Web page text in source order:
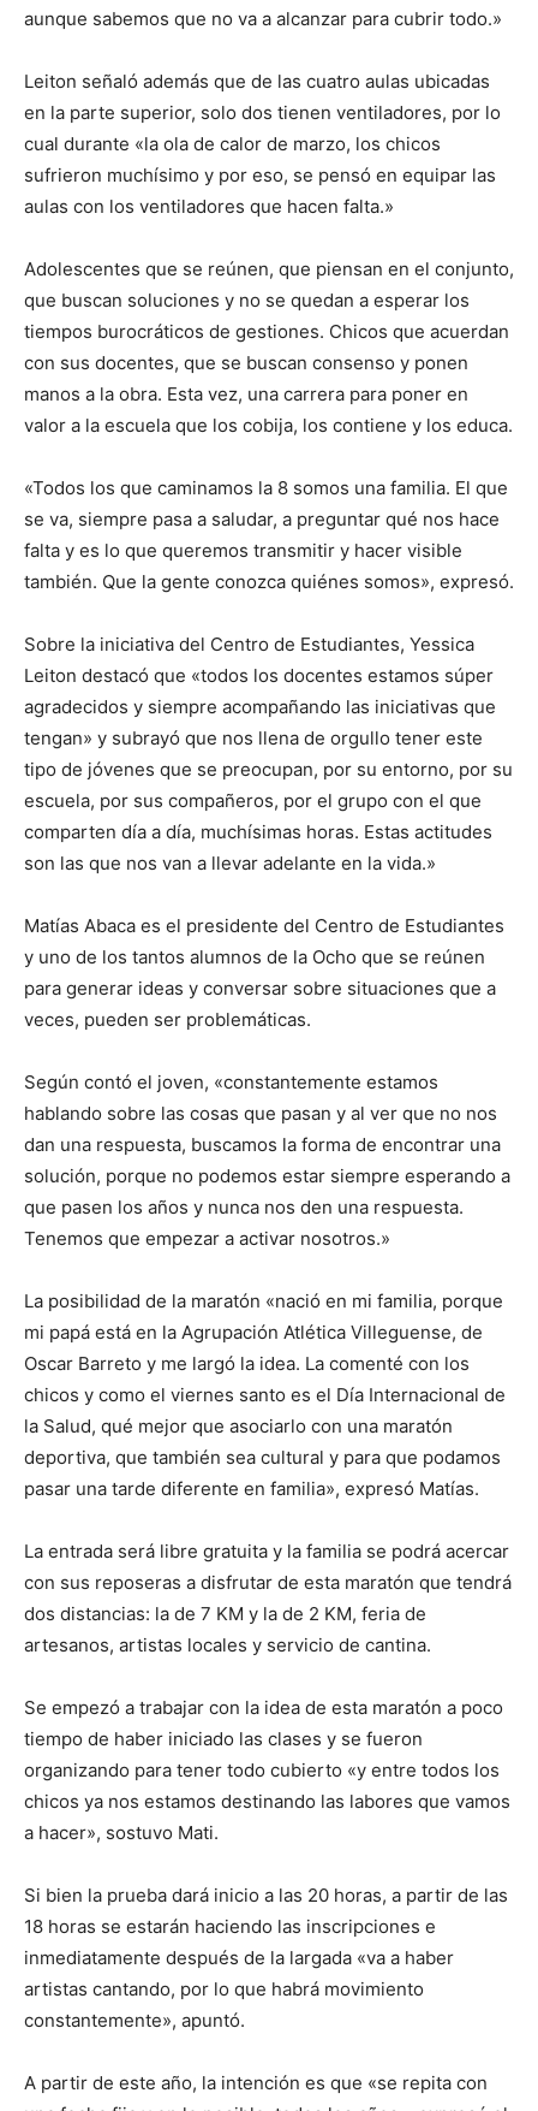
aunque sabemos que no va a alcanzar para cubrir todo.»
Leiton señaló además que de las cuatro aulas ubicadas
en la parte superior, solo dos tienen ventiladores, por lo
cual durante «la ola de calor de marzo, los chicos
sufrieron muchísimo y por eso, se pensó en equipar las
aulas con los ventiladores que hacen falta.»
Adolescentes que se reúnen, que piensan en el conjunto,
que buscan soluciones y no se quedan a esperar los
tiempos burocráticos de gestiones. Chicos que acuerdan
con sus docentes, que se buscan consenso y ponen
manos a la obra. Esta vez, una carrera para poner en
valor a la escuela que los cobija, los contiene y los educa.
«Todos los que caminamos la 8 somos una familia. El que
se va, siempre pasa a saludar, a preguntar qué nos hace
falta y es lo que queremos transmitir y hacer visible
también. Que la gente conozca quiénes somos», expresó.
Sobre la iniciativa del Centro de Estudiantes, Yessica
Leiton destacó que «todos los docentes estamos súper
agradecidos y siempre acompañando las iniciativas que
tengan» y subrayó que nos llena de orgullo tener este
tipo de jóvenes que se preocupan, por su entorno, por su
escuela, por sus compañeros, por el grupo con el que
comparten día a día, muchísimas horas. Estas actitudes
son las que nos van a llevar adelante en la vida.»
Matías Abaca es el presidente del Centro de Estudiantes
y uno de los tantos alumnos de la Ocho que se reúnen
para generar ideas y conversar sobre situaciones que a
veces, pueden ser problemáticas.
Según contó el joven, «constantemente estamos
hablando sobre las cosas que pasan y al ver que no nos
dan una respuesta, buscamos la forma de encontrar una
solución, porque no podemos estar siempre esperando a
que pasen los años y nunca nos den una respuesta.
Tenemos que empezar a activar nosotros.»
La posibilidad de la maratón «nació en mi familia, porque
mi papá está en la Agrupación Atlética Villeguense, de
Oscar Barreto y me largó la idea. La comenté con los
chicos y como el viernes santo es el Día Internacional de
la Salud, qué mejor que asociarlo con una maratón
deportiva, que también sea cultural y para que podamos
pasar una tarde diferente en familia», expresó Matías.
La entrada será libre gratuita y la familia se podrá acercar
con sus reposeras a disfrutar de esta maratón que tendrá
dos distancias: la de 7 KM y la de 2 KM, feria de
artesanos, artistas locales y servicio de cantina.
Se empezó a trabajar con la idea de esta maratón a poco
tiempo de haber iniciado las clases y se fueron
organizando para tener todo cubierto «y entre todos los
chicos ya nos estamos destinando las labores que vamos
a hacer», sostuvo Mati.
Si bien la prueba dará inicio a las 20 horas, a partir de las
18 horas se estarán haciendo las inscripciones e
inmediatamente después de la largada «va a haber
artistas cantando, por lo que habrá movimiento
constantemente», apuntó.
A partir de este año, la intención es que «se repita con